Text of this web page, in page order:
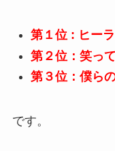
第１位 : ヒー
第２位：笑っ
第３位：僕ら
です。